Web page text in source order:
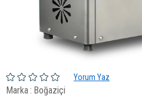
Yorum Yaz
Marka: Boğaziçi